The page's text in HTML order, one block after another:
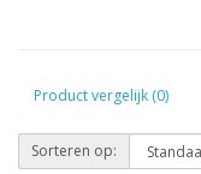
Product vergelijk (0)
Sorteren op: